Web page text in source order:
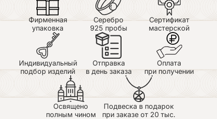
Фирменная
упаковка
Серебро
925 пробы
Сертификат
мастерской
Индивидуальный
подбор изделий
Отправка
в день заказа
Оплата
при получении
Освящено
полным чином
Подвеска в подарок
при заказе от 20 тыс.